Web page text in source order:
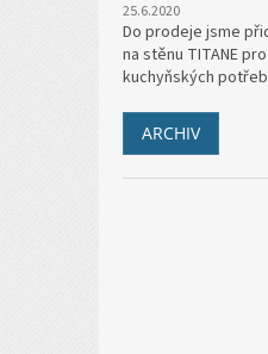
25.6.2020
Do prodeje jsme
na stěnu TITANE
kuchyňských
ARCHIV